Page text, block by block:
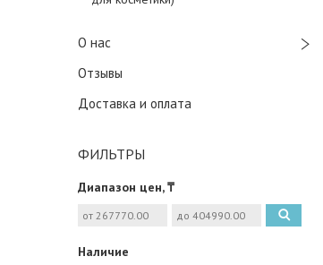
О нас
Отзывы
Доставка и оплата
ФИЛЬТРЫ
Диапазон цен, ₸
Наличие